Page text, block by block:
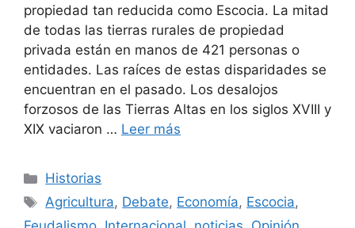
propiedad tan reducida como Escocia. La mitad
de todas las tierras rurales de propiedad
privada están en manos de 421 personas o
entidades. Las raíces de estas disparidades se
encuentran en el pasado. Los desalojos
forzosos de las Tierras Altas en los siglos XVIII y
XIX vaciaron … Leer más
Categorías
Historias
Etiquetas
Agricultura, Debate, Economía, Escocia,